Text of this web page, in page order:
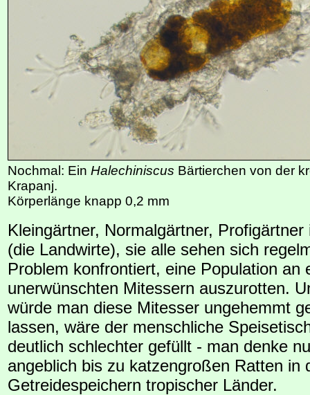
Nochmal: Ein Halechiniscus Bärtierchen von der
Krapanj.
Körperlänge knapp 0,2 mm
Kleingärtner, Normalgärtner,
(die Landwirte), sie alle sehen sich
Problem konfrontiert, eine Population an
unerwünschten Mitessern auszurotten.
würde man diese Mitesser ungehemmt
lassen, wäre der menschliche
deutlich schlechter gefüllt - man denke
angeblich bis zu katzengroßen Ratten in
Getreidespeichern tropischer Länder.